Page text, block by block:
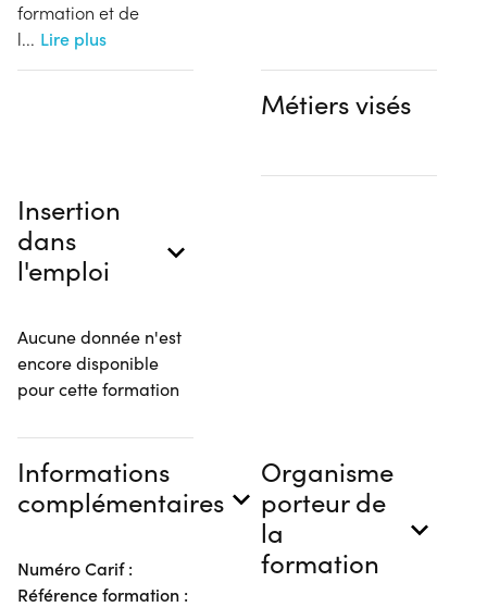
formation et de
l... Lire plus
Métiers visés
Insertion
dans
l'emploi
Aucune donnée n'est
encore disponible
pour cette formation
Informations
complémentaires
Numéro Carif :
Référence formation :
Organisme
porteur de
la
formation